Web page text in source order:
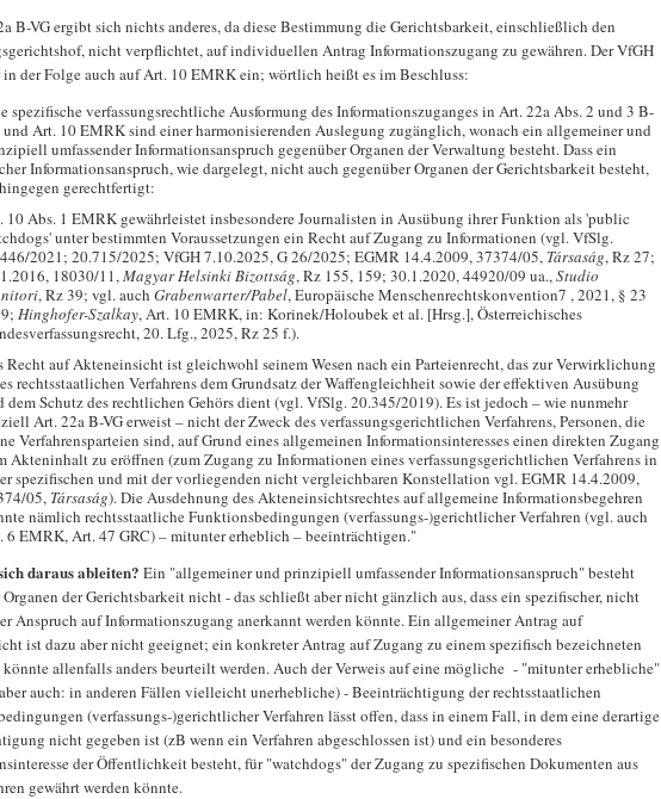
B-VG ergibt sich nichts anderes, da diese Bestimmung die Gerichtsbarkeit, einschließlich den
nicht verpflichtet, auf individuellen Antrag Informationszugang zu gewähren. Der VfGH
in der Folge auch auf Art. 10 EMRK ein; wörtlich heißt es im Beschluss:
spezifische verfassungsrechtliche Ausformung des Informationszuganges in Art. 22a Abs. 2 und 3 B-
und Art. 10 EMRK sind einer harmonisierenden Auslegung zugänglich, wonach ein allgemeiner und
umfassender Informationsanspruch gegenüber Organen der Verwaltung besteht. Dass ein
Informationsanspruch, wie dargelegt, nicht auch gegenüber Organen der Gerichtsbarkeit besteht,
gerechtfertigt:
10 Abs. 1 EMRK gewährleistet insbesondere Journalisten in Ausübung ihrer Funktion als 'public
unter bestimmten Voraussetzungen ein Recht auf Zugang zu Informationen (vgl. VfSlg.
2021; 20.715/2025; VfGH 7.10.2025, G 26/2025; EGMR 14.4.2009, 37374/05, Társaság, Rz 27;
18030/11,Magyar Helsinki Bizottság, Rz 155, 159; 30.1.2020, 44920/09 ua.,Studio
, Rz 39; vgl. auch Grabenwarter/Pabel, Europäische Menschenrechtskonvention7 , 2021, § 23
Hinghofer-Szalkay, Art. 10 EMRK, in: Korinek/Holoubek et al. [Hrsg.], Österreichisches
20. Lfg., 2025, Rz 25 f.).
Recht auf Akteneinsicht ist gleichwohl seinem Wesen nach ein Parteienrecht, das zur Verwirklichung
rechtsstaatlichen Verfahrens dem Grundsatz der Waffengleichheit sowie der effektiven Ausübung
dem Schutz des rechtlichen Gehörs dient (vgl. VfSlg. 20.345/2019). Es ist jedoch – wie nunmehr
Art. 22a B-VG erweist – nicht der Zweck des verfassungsgerichtlichen Verfahrens, Personen, die
Verfahrensparteien sind, auf Grund eines allgemeinen Informationsinteresses einen direkten Zugang
Akteninhalt zu eröffnen (zum Zugang zu Informationen eines verfassungsgerichtlichen Verfahrens in
spezifischen und mit der vorliegenden nicht vergleichbaren Konstellation vgl. EGMR 14.4.2009,
05, Társaság). Die Ausdehnung des Akteneinsichtsrechtes auf allgemeine Informationsbegehren
nämlich rechtsstaatliche Funktionsbedingungen (verfassungs-)gerichtlicher Verfahren (vgl. auch
6 EMRK, Art. 47 GRC) – mitunter erheblich – beeinträchtigen."
daraus ableiten? Ein "allgemeiner und prinzipiell umfassender Informationsanspruch" besteht
Organen der Gerichtsbarkeit nicht - das schließt aber nicht gänzlich aus, dass ein spezifischer, nicht
Anspruch auf Informationszugang anerkannt werden könnte. Ein allgemeiner Antrag auf
ist dazu aber nicht geeignet; ein konkreter Antrag auf Zugang zu einem spezifisch bezeichneten
allenfalls anders beurteilt werden. Auch der Verweis auf eine mögliche - "mitunter erhebliche"
auch: in anderen Fällen vielleicht unerhebliche) - Beeinträchtigung der rechtsstaatlichen
(verfassungs-)gerichtlicher Verfahren lässt offen, dass in einem Fall, in dem eine derartige
nicht gegeben ist (zB wenn ein Verfahren abgeschlossen ist) und ein besonderes
der Öffentlichkeit besteht, für "watchdogs" der Zugang zu spezifischen Dokumenten aus
gewährt werden könnte.